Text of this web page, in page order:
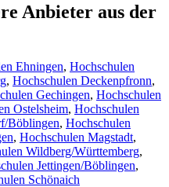
Anbieter aus der
Ehningen, Hochschulen
, Hochschulen Deckenpfronn,
Gechingen, Hochschulen
Ostelsheim, Hochschulen
Böblingen, Hochschulen
, Hochschulen Magstadt,
Wildberg/Württemberg,
Jettingen/Böblingen,
Schönaich